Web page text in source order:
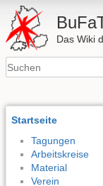
Das Wiki
Startseite
Tagungen
Arbeitskreise
Material
Verein